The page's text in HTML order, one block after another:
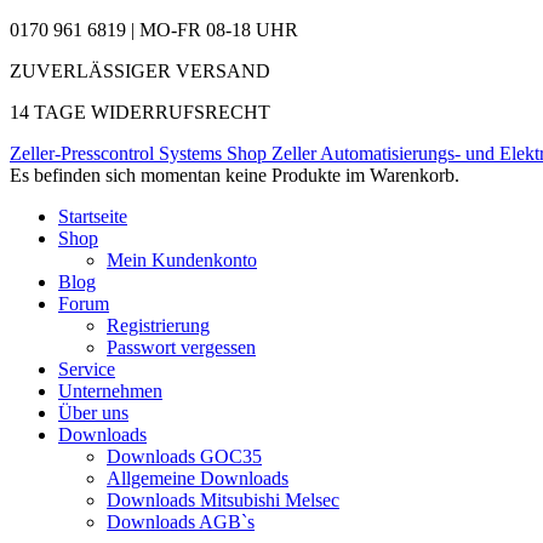
0170 961 6819 | MO-FR 08-18 UHR
ZUVERLÄSSIGER VERSAND
14 TAGE WIDERRUFSRECHT
Zeller-Presscontrol Systems Shop Zeller Automatisierungs- und
Es befinden sich momentan keine Produkte im Warenkorb.
Startseite
Shop
Mein Kundenkonto
Blog
Forum
Registrierung
Passwort vergessen
Service
Unternehmen
Über uns
Downloads
Downloads GOC35
Allgemeine Downloads
Downloads Mitsubishi Melsec
Downloads AGB`s